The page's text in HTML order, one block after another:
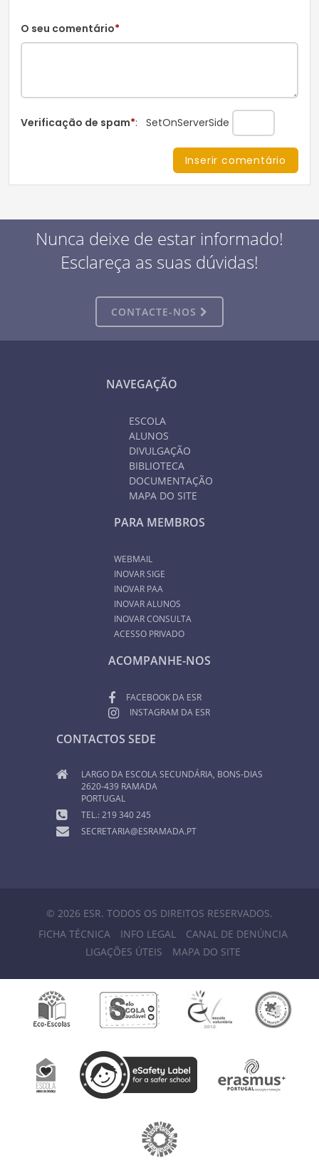
O seu comentário*
Verificação de spam*: SetOnServerSide
Nunca deixe de estar informado!
Esclareça as suas dúvidas!
CONTACTE-NOS
NAVEGAÇÃO
ESCOLA
ALUNOS
DIVULGAÇÃO
BIBLIOTECA
DOCUMENTAÇÃO
MAPA DO SITE
PARA MEMBROS
WEBMAIL
INOVAR SIGE
INOVAR PAA
INOVAR ALUNOS
INOVAR CONSULTA
ACESSO PRIVADO
ACOMPANHE-NOS
FACEBOOK DA ESR
INSTAGRAM DA ESR
CONTACTOS SEDE
LARGO DA ESCOLA SECUNDÁRIA, BONS-DIAS
2620-439 RAMADA
PORTUGAL
TEL.: 219 340 245
SECRETARIA@ESRAMADA.PT
© 2026 ESR. TODOS OS DIREITOS RESERVADOS.
FICHA TÉCNICA
INFO LEGAL
CANAL DE DENÚNCIA
LIGAÇÕES ÚTEIS
MAPA DO SITE